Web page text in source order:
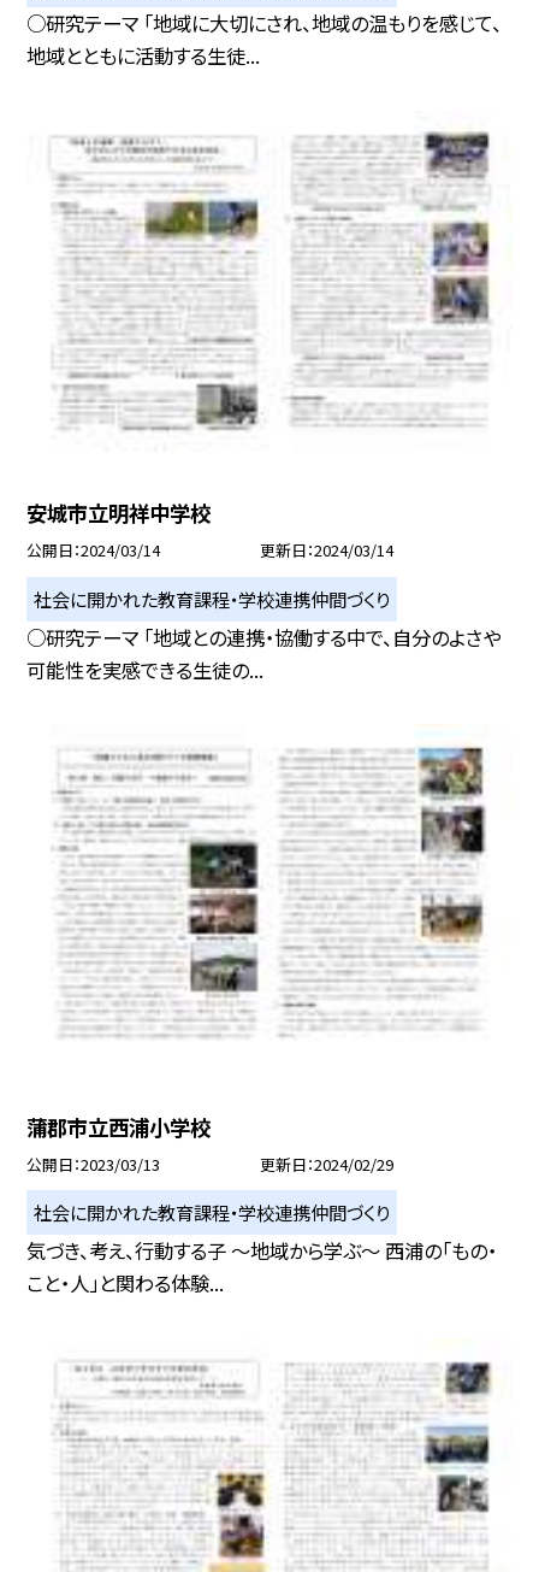
○研究テーマ 「地域に大切にされ、地域の温もりを感じて、
地域とともに活動する生徒...
安城市立明祥中学校
公開日 2024/03/14 更新日 2024/03/14
社会に開かれた教育課程・学校連携仲間づくり
○研究テーマ 「地域との連携・協働する中で、自分のよさや
可能性を実感できる生徒の...
蒲郡市立西浦小学校
公開日 2023/03/13 更新日 2024/02/29
社会に開かれた教育課程・学校連携仲間づくり
気づき、考え、行動する子 〜地域から学ぶ〜 西浦の「もの・
こと・人」と関わる体験...